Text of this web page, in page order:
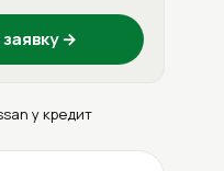
→
у кредит